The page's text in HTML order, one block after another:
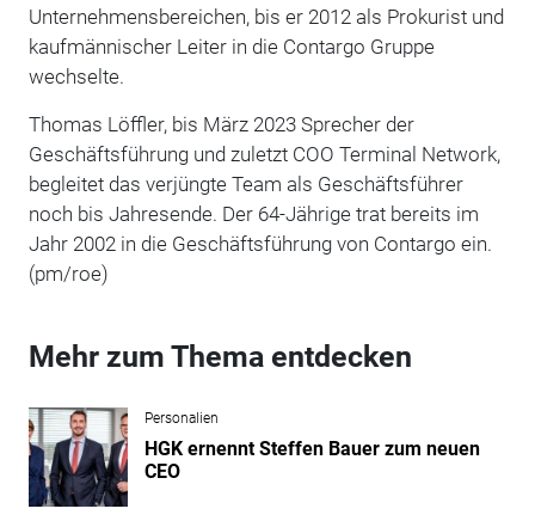
Unternehmensbereichen, bis er 2012 als Prokurist und
kaufmännischer Leiter in die Contargo Gruppe
wechselte.
Thomas Löffler, bis März 2023 Sprecher der
Geschäftsführung und zuletzt COO Terminal Network,
begleitet das verjüngte Team als Geschäftsführer
noch bis Jahresende. Der 64-Jährige trat bereits im
Jahr 2002 in die Geschäftsführung von Contargo ein.
(pm/roe)
Mehr zum Thema entdecken
Personalien
HGK ernennt Steffen Bauer zum neuen
CEO